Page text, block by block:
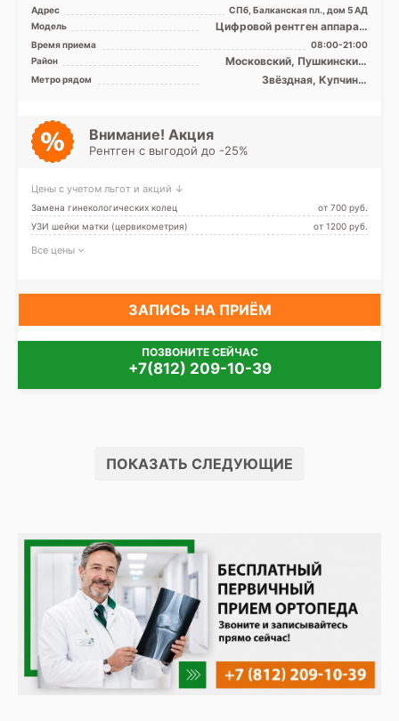
Адрес
СПб, Балканская пл., дом 5 АД
Модель
Цифровой рентген аппарат,
УЗИ аппарат
Время приема
08:00-21:00
Район
Московский, Пушкинский,
Фрунзенский, Лен. область
Метро рядом
Звёздная, Купчино,
Внимание! Акция
Рентген с выгодой до -25%
Цены с учетом льгот и акций ↓
Замена гинекологических колец
от 700 pуб.
УЗИ шейки матки (цервикометрия)
от 1200 pуб.
Все цены
ЗАПИСЬ НА ПРИЁМ
ПОЗВОНИТЕ СЕЙЧАС
+7(812) 209-10-39
ПОКАЗАТЬ СЛЕДУЮЩИЕ